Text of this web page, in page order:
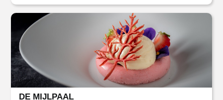
DE MIJLPAAL